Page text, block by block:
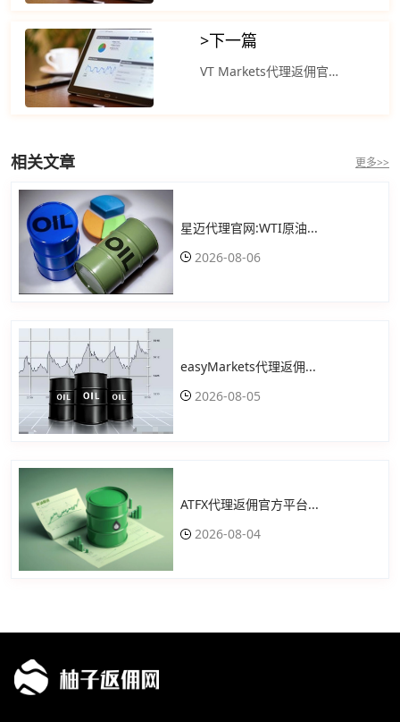
>下一篇
VT Markets代理返佣官网：国际原油期货上涨约2% 原油期货合约上涨1.07美元
相关文章 更多>>
星迈代理官网:WTI原油...
2026-08-06
easyMarkets代理返佣...
2026-08-05
ATFX代理返佣官方平台...
2026-08-04